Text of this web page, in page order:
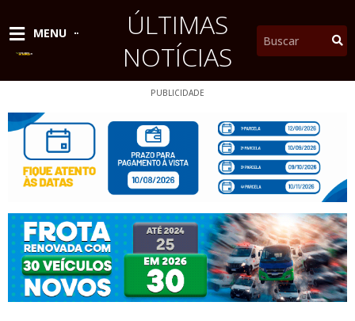
conteúdo
MENU
ÚLTIMAS
NOTÍCIAS
Pesquisar
PUBLICIDADE